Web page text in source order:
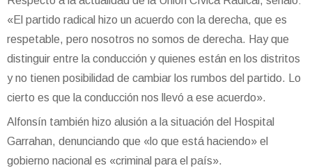
«El partido radical hizo un acuerdo con la derecha, que es
respetable, pero nosotros no somos de derecha. Hay que
distinguir entre la conducción y quienes están en los distritos
y no tienen posibilidad de cambiar los rumbos del partido. Lo
cierto es que la conducción nos llevó a ese acuerdo».
Alfonsín también hizo alusión a la situación del Hospital
Garrahan, denunciando que «lo que está haciendo» el
gobierno nacional es «criminal para el país».